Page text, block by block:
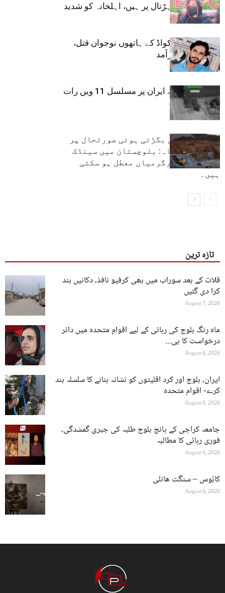
روز سے بھوک ہڑتال پر ہیں، اہلخانہ کو شدید
تشویش
تربت: ڈیتھ اسکواڈ کے ہاتھوں نوجوان قتل،
مند سے لاش برآمد
امریکی فوج کے ایران پر مسلسل 11 ویں رات
بھی حملے
بلوچستان کی بگڑتی ہوئی صورتحال پر
چین کا انتباہ: بلوچستان میں سینڈک
منصوبے کی سرگرمیاں معطل ہو سکتی
ہیں۔
تازہ ترین
قلات کے بعد سوراب میں بھی کرفیو نافذ، دکانیں بند
کرا دی گئیں
August 7, 2026
ماہ رنگ بلوچ کی رہائی کے لیے اقوامِ متحدہ میں دائر
درخواست کا بی...
August 6, 2026
ایران، بلوچ اور کرد اقلیتوں کو نشانہ بنانے کا سلسلہ بند
کرے- اقوام متحدہ
August 6, 2026
جامعہ کراچی کے پانچ بلوچ طلبہ کی جبری گمشدگی،
فوری رہائی کا مطالبہ
August 6, 2026
کابُوس – سنگت ھانلی
August 6, 2026